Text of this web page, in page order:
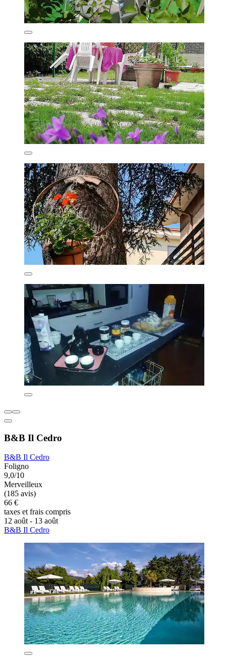
B&B Il Cedro
B&B Il Cedro
Foligno
9,0/10
Merveilleux
(185 avis)
66 €
taxes et frais compris
12 août - 13 août
B&B Il Cedro